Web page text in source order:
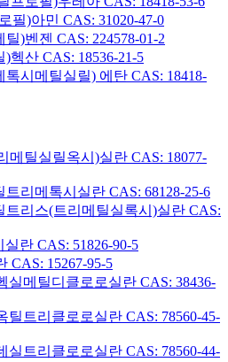
필)아민 CAS: 31020-47-0
)벤젠 CAS: 224578-01-2
헥산 CAS: 18536-21-5
시메틸실릴) 에탄 CAS: 18418-
메틸실릴옥시)실란 CAS: 18077-
리메톡시실란 CAS: 68128-25-6
트리스(트리메틸실록시)실란 CAS:
란 CAS: 51826-90-5
CAS: 15267-95-5
실메틸디클로로실란 CAS: 38436-
틸트리클로로실란 CAS: 78560-45-
실트리클로로실란 CAS: 78560-44-